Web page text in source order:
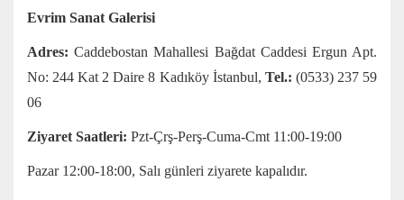
Evrim Sanat Galerisi
Adres: Caddebostan Mahallesi Bağdat Caddesi Ergun Apt.
No: 244 Kat 2 Daire 8 Kadıköy İstanbul, Tel.: (0533) 237 59
06
Ziyaret Saatleri: Pzt-Çrş-Perş-Cuma-Cmt 11:00-19:00
Pazar 12:00-18:00, Salı günleri ziyarete kapalıdır.